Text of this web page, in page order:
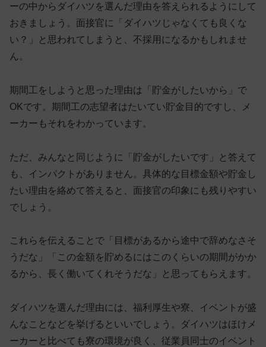
ーの中からダイハツを選んだ理由を答えられるようにして
おきましょう。面接官に「ダイハツじゃなくても良くな
い？」と思われてしまうと、不採用になるかもしれませ
ん。
期間工をしようと思った理由は
「貯金がしたいから」で
OKです。期間工の志望者はたいてい貯金目的ですし、メ
ーカーもそれをわかっています。
ただ、みんなと同じように「貯金がしたいです」と答えて
も、インパクトがありません。具体的な目標金額や貯金し
たい理由を絡めて答えると、面接官の印象にも残りやすい
でしょう。
これらを伝えることで「目標があるから途中で辞めなさそ
うだな」「この金額を貯めるにはこのくらいの期間がかか
るから、長く働いてくれそうだな」と思ってもらえます。
ダイハツを選んだ理由には、福利厚生や寮、イベントが盛
んなことなどを挙げるといいでしょう。ダイハツはほけメ
ーカーと比べても寮の環境が良く、従業員同士のイベント